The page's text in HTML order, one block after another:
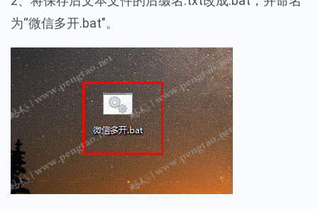
为“微信多开.bat"。